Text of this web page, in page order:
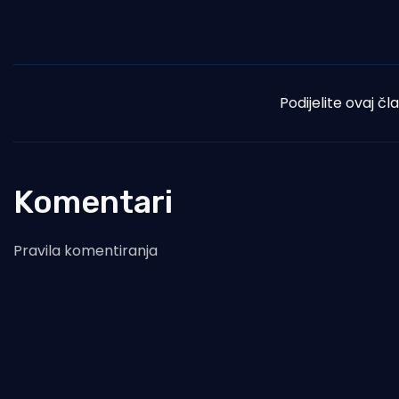
Podijelite ovaj
Komentari
Pravila komentiranja